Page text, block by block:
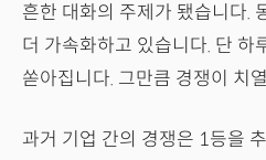
흔한 대화의 주제가 됐습니다.
더 가속화하고 있습니다. 단 하
쏟아집니다. 그만큼 경쟁이 치
과거 기업 간의 경쟁은 1등을